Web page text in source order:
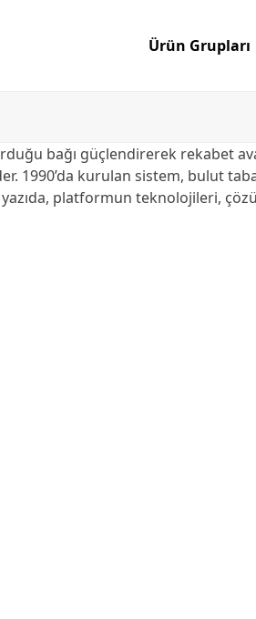
Ürün Grupları
bağı güçlendirerek rekabet
1990’da kurulan sistem, bulut
platformun teknolojileri,